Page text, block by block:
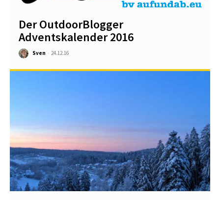
Der OutdoorBlogger
Adventskalender 2016
Sven - 24.12.16